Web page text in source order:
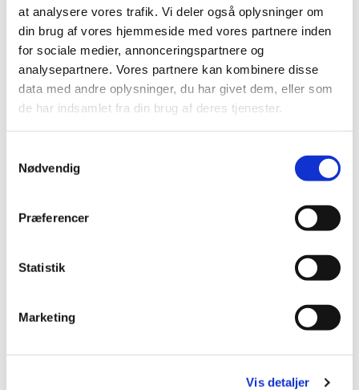
at analysere vores trafik. Vi deler også oplysninger om
din brug af vores hjemmeside med vores partnere inden
for sociale medier, annonceringspartnere og
analysepartnere. Vores partnere kan kombinere disse
data med andre oplysninger, du har givet dem, eller som
de har indsamlet fra din brug af deres tjenester.
Nødvendig
Præferencer
Statistik
Marketing
Vis detaljer
Du vil måske også kunne
lide...